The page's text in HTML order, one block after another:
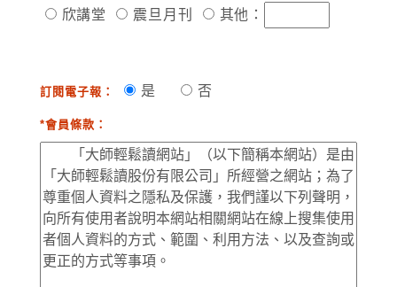
欣講堂
震旦月刊 其他：
訂閱電子報： 是 否
*會員條款：